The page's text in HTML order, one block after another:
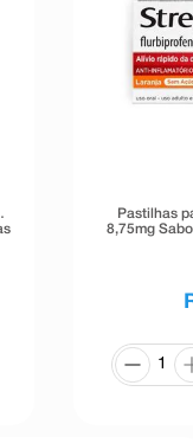
Pastilhas
8,75mg